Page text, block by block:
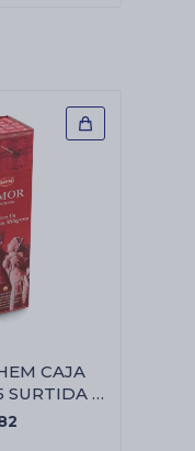
CAJA
SURTIDA -